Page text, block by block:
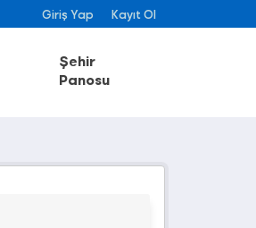
Giriş Yap Kayıt Ol
Şehir
Panosu